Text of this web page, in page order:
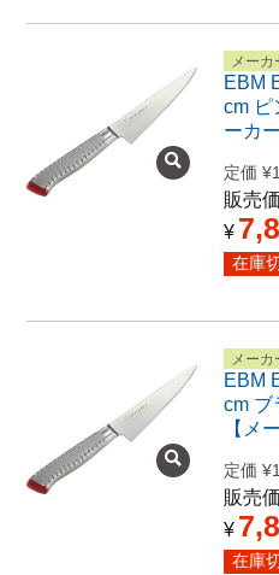
メー
EBM
cm ピ
ーカ
定価 ¥
販売
¥
在庫
メー
EBM
cm ブ
【メ
定価 ¥
販売
¥
在庫